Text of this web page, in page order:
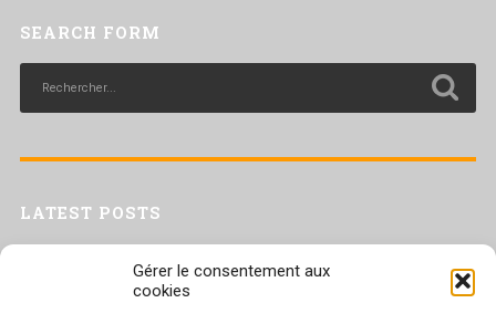
Gérer le consentement aux
cookies
SEARCH FORM
LATEST POSTS
Trac confédéral sur les situations de travail par forte chaleur